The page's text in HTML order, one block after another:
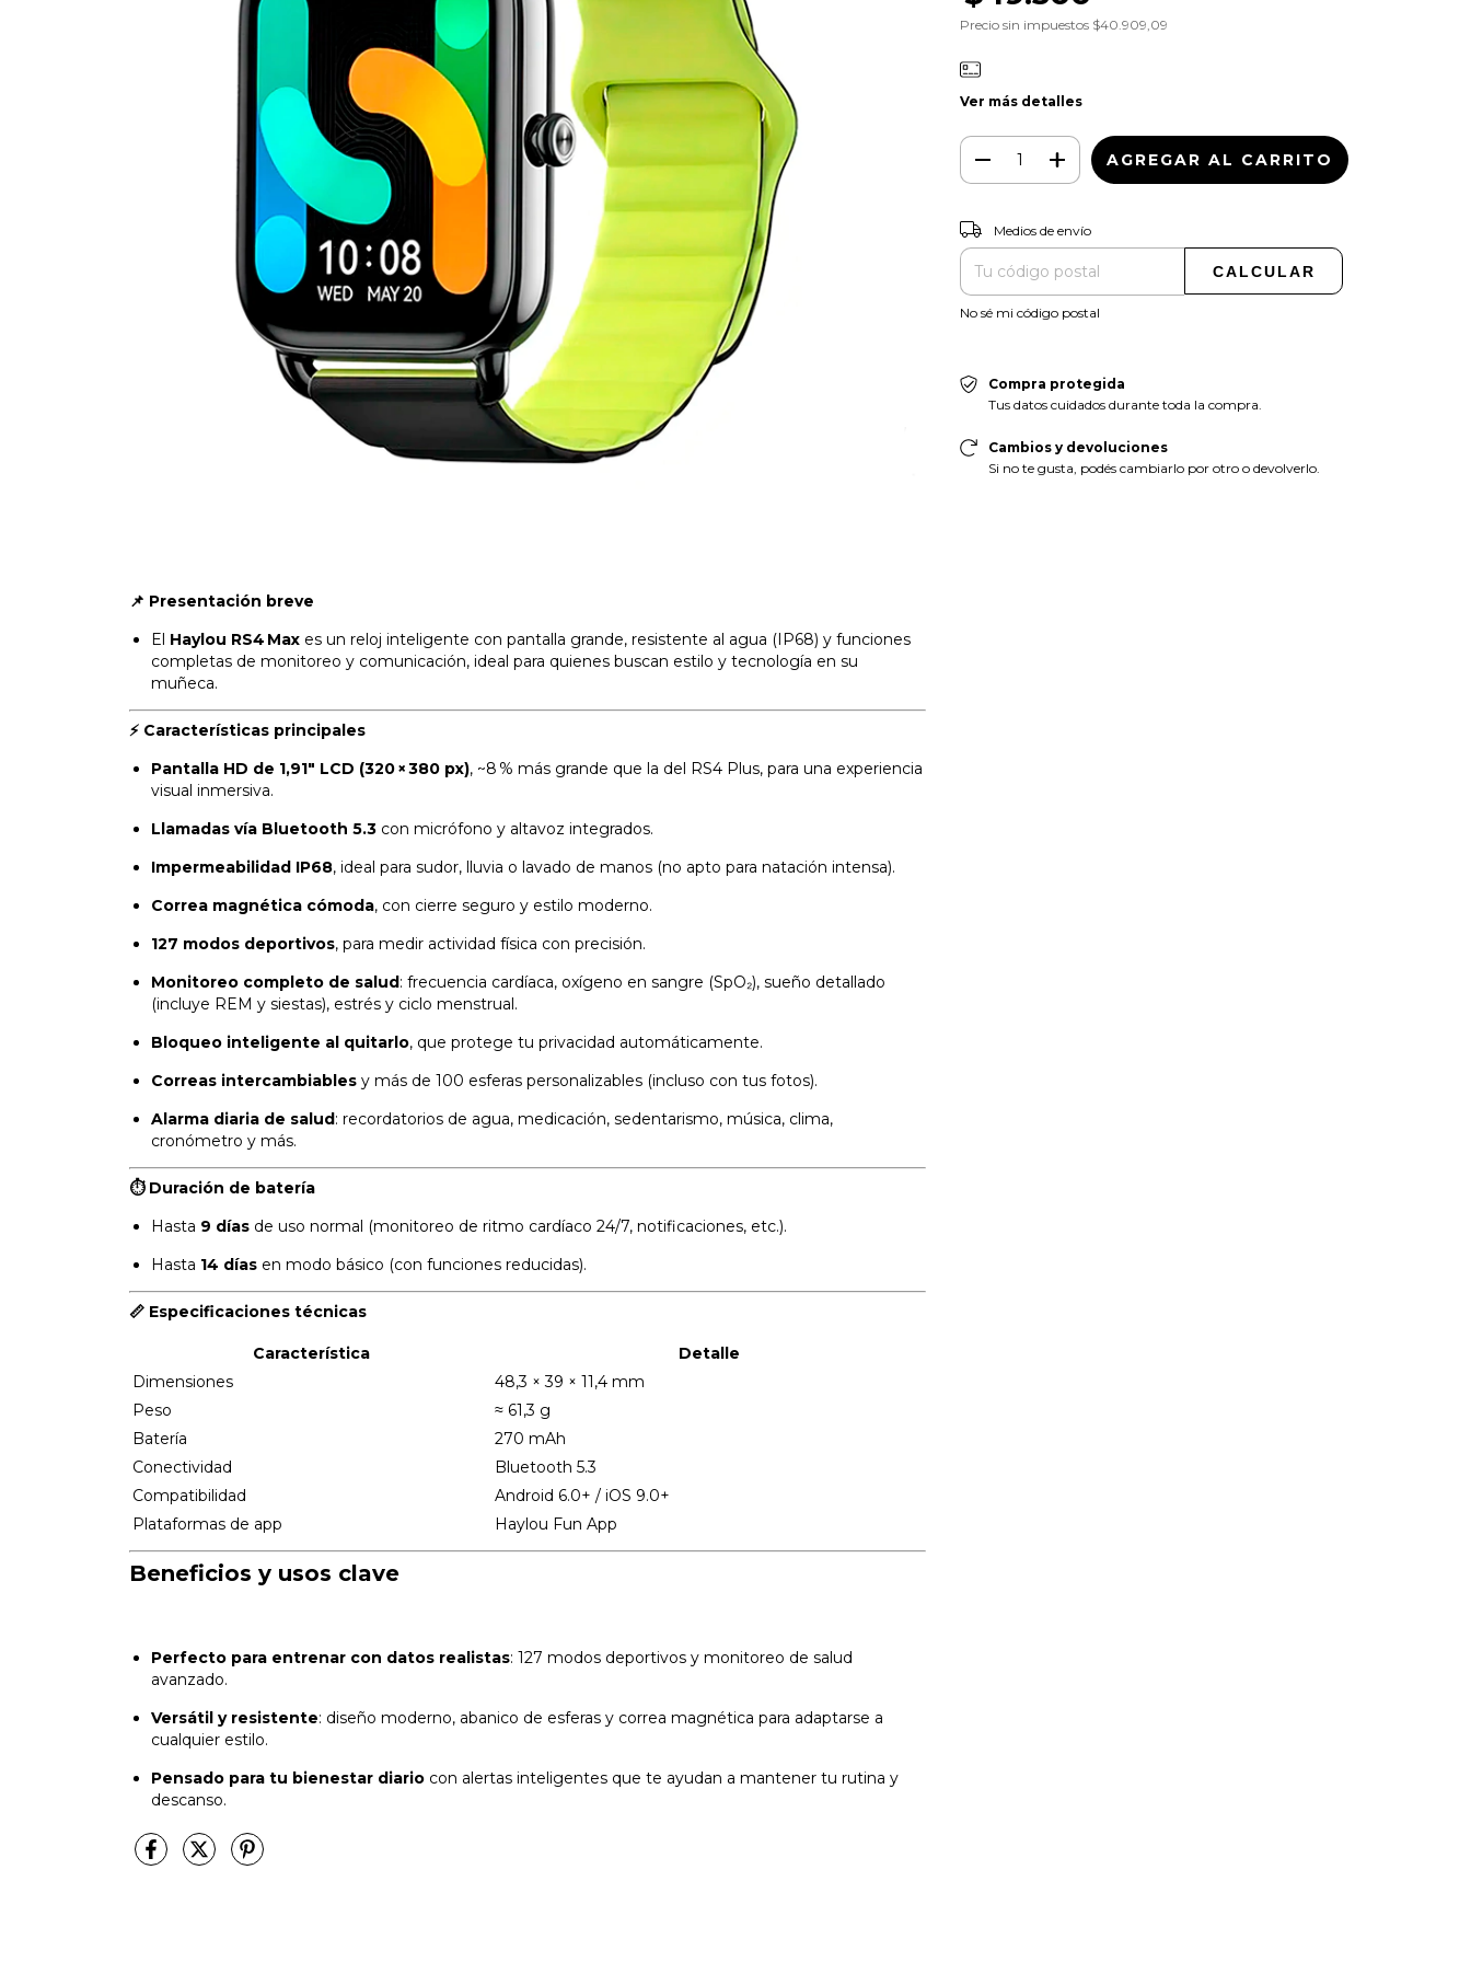
📌 Presentación breve
El Haylou RS4 Max es un reloj inteligente con pantalla grande, resistente al agua (IP68) y funciones
completas de monitoreo y comunicación, ideal para quienes buscan estilo y tecnología en su
muñeca.
⚡ Características principales
Pantalla HD de 1,91″ LCD (320 × 380 px), ~8 % más grande que la del RS4 Plus, para una experiencia
visual inmersiva.
Llamadas vía Bluetooth 5.3 con micrófono y altavoz integrados.
Impermeabilidad IP68, ideal para sudor, lluvia o lavado de manos (no apto para natación intensa).
Correa magnética cómoda, con cierre seguro y estilo moderno.
127 modos deportivos, para medir actividad física con precisión.
Monitoreo completo de salud: frecuencia cardíaca, oxígeno en sangre (SpO₂), sueño detallado
(incluye REM y siestas), estrés y ciclo menstrual.
Bloqueo inteligente al quitarlo, que protege tu privacidad automáticamente.
Correas intercambiables y más de 100 esferas personalizables (incluso con tus fotos).
Alarma diaria de salud: recordatorios de agua, medicación, sedentarismo, música, clima,
cronómetro y más.
⏱ Duración de batería
Hasta 9 días de uso normal (monitoreo de ritmo cardíaco 24/7, notificaciones, etc.).
Hasta 14 días en modo básico (con funciones reducidas).
📏 Especificaciones técnicas
Característica
Detalle
Dimensiones
48,3 × 39 × 11,4 mm
Peso
≈ 61,3 g
Batería
270 mAh
Conectividad
Bluetooth 5.3
Compatibilidad
Android 6.0+ / iOS 9.0+
Plataformas de app
Haylou Fun App
Beneficios y usos clave
Perfecto para entrenar con datos realistas: 127 modos deportivos y monitoreo de salud
avanzado.
Versátil y resistente: diseño moderno, abanico de esferas y correa magnética para adaptarse a
cualquier estilo.
Pensado para tu bienestar diario con alertas inteligentes que te ayudan a mantener tu rutina y
descanso.
Precio sin impuestos $40.909,09
Ver más detalles
Entregas para el CP:
Medios de envío
CALCULAR
No sé mi código postal
Compra protegida
Tus datos cuidados durante toda la compra.
Cambios y devoluciones
Si no te gusta, podés cambiarlo por otro o devolverlo.